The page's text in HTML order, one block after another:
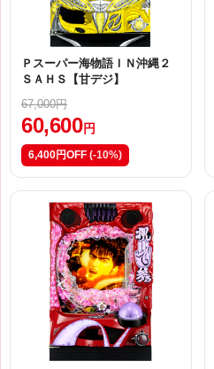
Ｐスーパー海物語ＩＮ沖縄２
ＳＡＨＳ【甘デジ】
67,000円
60,600円
6,400円OFF (-10%)